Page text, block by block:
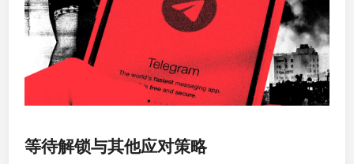
等待解锁与其他应对策略